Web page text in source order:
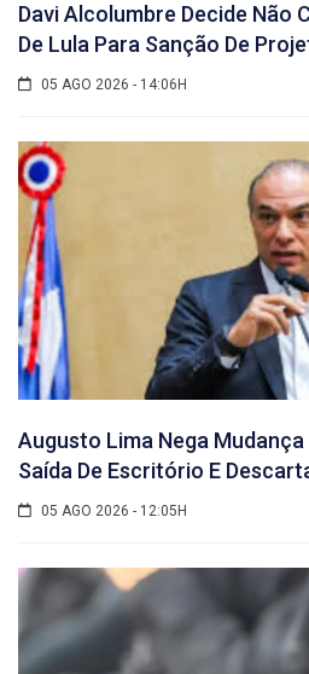
Davi Alcolumbre Decide Não
De Lula Para Sanção De
05 AGO 2026 - 14:06H
Augusto Lima Nega
Saída De Escritório E
05 AGO 2026 - 12:05H